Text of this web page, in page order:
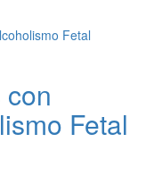
Fetal